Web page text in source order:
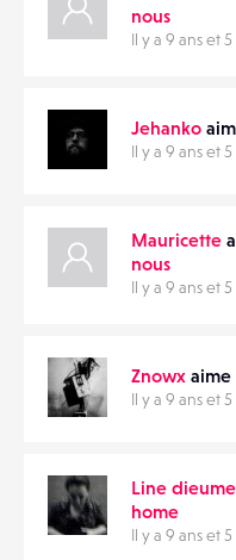
nous
Il y a 9 ans et
Jehanko
Il y a 9 ans et
Mauricette
nous
Il y a 9 ans et
Znowx
Il y a 9 ans et
Line
home
Il y a 9 ans et